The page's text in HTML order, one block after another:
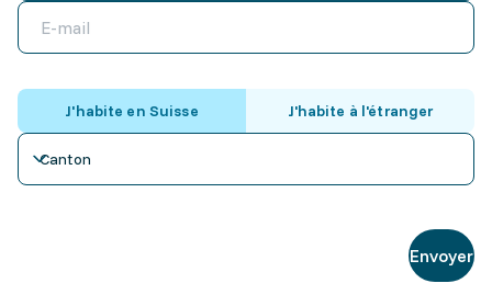
J'habite en Suisse J'habite à l'étranger
Canton
Envoyer